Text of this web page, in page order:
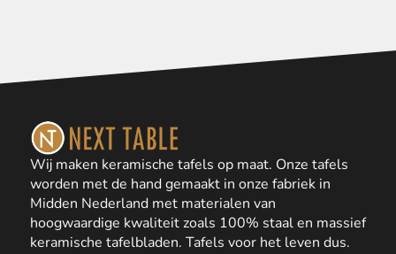
Wij maken keramische tafels op maat. Onze tafels
worden met de hand gemaakt in onze fabriek in
Midden Nederland met materialen van
hoogwaardige kwaliteit zoals 100% staal en massief
keramische tafelbladen. Tafels voor het leven dus.